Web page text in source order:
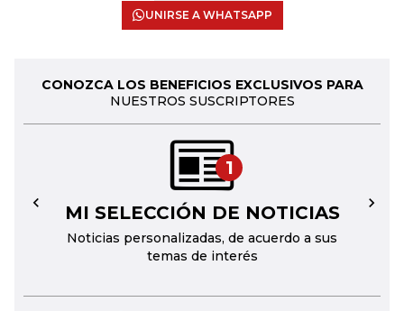
UNIRSE A WHATSAPP
CONOZCA LOS BENEFICIOS EXCLUSIVOS PARA
NUESTROS SUSCRIPTORES
1
MI SELECCIÓN DE NOTICIAS
Noticias personalizadas, de acuerdo a sus
temas de interés
← →